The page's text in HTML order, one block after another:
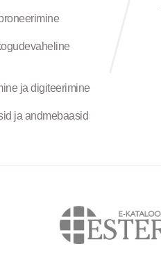
ja digiteerimine
ja andmebaasid